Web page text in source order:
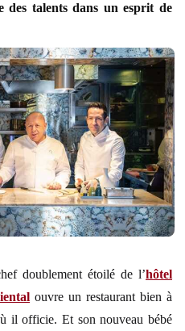
des talents dans un esprit de
doublement étoilé de l’hôtel
ouvre un restaurant bien à
il officie. Et son nouveau bébé